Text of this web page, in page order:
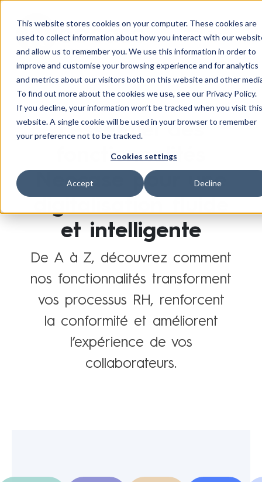
This website stores cookies on your computer. These cookies are
used to collect information about how you interact with our
and allow us to remember you. We use this information in order to
improve and customise your browsing experience and for analytics
and metrics about our visitors both on this website and other
To find out more about the cookies we use, see our Privacy Policy.
If you decline, your information won’t be tracked when you visit this
website. A single cookie will be used in your browser to remember
your preference not to be tracked.
Cookies settings
Accept Decline
contenu
Français
L’essentiel des
fonctionnalités
Neocase pour une
digitalisation fluide
et intelligente
De A à Z, découvrez comment
nos fonctionnalités transforment
vos processus RH, renforcent
la conformité et améliorent
l’expérience de vos
collaborateurs.